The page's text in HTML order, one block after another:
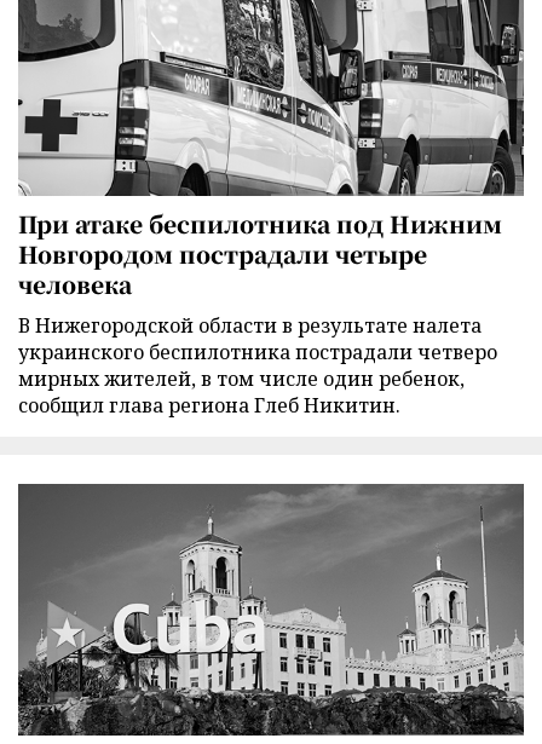
При атаке беспилотника под Нижним
Новгородом пострадали четыре
человека
В Нижегородской области в результате налета
украинского беспилотника пострадали четверо
мирных жителей, в том числе один ребенок,
сообщил глава региона Глеб Никитин.